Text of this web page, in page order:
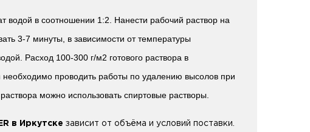
водой в соотношении 1:2. Нанести рабочий раствор на
3-7 минуты, в зависимости от температуры
Расход 100-300 г/м2 готового раствора в
необходимо проводить работы по удалению высолов при
можно использовать спиртовые растворы.
в Иркутске зависит от объёма и условий поставки.